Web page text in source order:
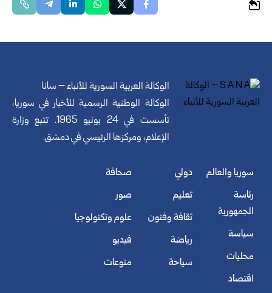
الوكالة العربية السورية للأنباء – سانا
الوكالة الوطنية الرسمية للأخبار في سوريا،
تأسست في 24 يونيو 1965. تتبع وزارة
الإعلام، ومركزها الرئيسي في دمشق.
سوريا والعالم
رئاسة
الجمهورية
سياسة
محليات
اقتصاد
دولي
تعليم
ثقافة وفنون
رياضة
سياحة
صحافة
صور
علوم وتكنولوجيا
فيديو
منوعات